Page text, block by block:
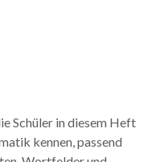
Schüler in diesem Heft
kennen, passend